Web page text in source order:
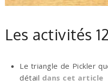
Les activités
Le triangle de Pickler
détail dans cet article